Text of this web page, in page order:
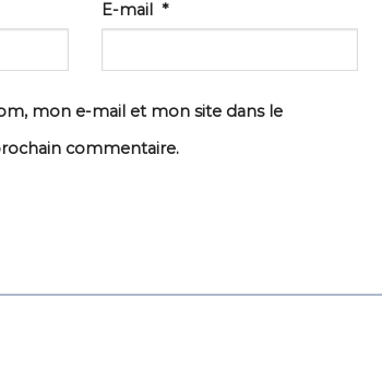
E-mail*
mon e-mail et mon site dans le
commentaire.